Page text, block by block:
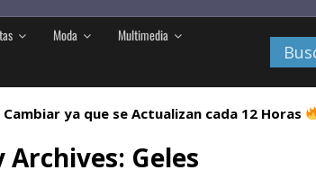
Moda
Multimedia
ya que se Actualizan cada 12 Horas
Archives: Geles